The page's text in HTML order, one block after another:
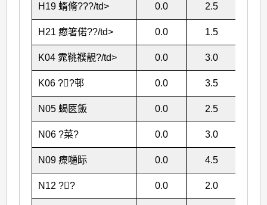
H19 蝑脩???/td> 0.0 2.5
H21 瘛箸偌??/td> 0.0 1.5
K04 雿鞉襥靚?/td> 0.0 3.0
K06 ??邨 0.0 3.5
N05 蝎匧飯 0.0 2.5
N06 ?菜? 0.0 3.0
N09 瘝嗵眎 0.0 4.5
N12 ?? 0.0 2.0